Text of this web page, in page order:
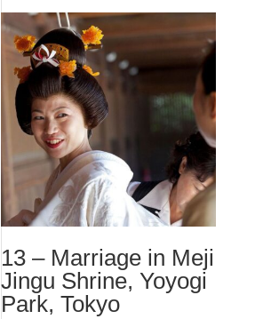
a
490,00 €
13 – Marriage in Meji
Jingu Shrine, Yoyogi
Park, Tokyo